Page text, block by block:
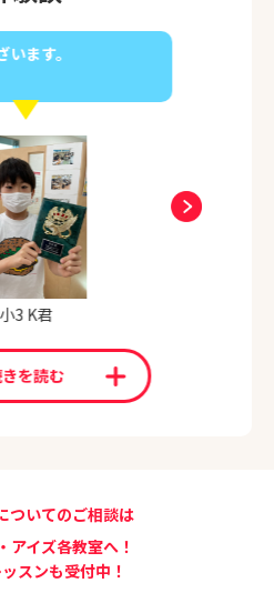
ます。
小3 K君
を読む
ついてのご相談は
アイズ各教室へ！
スンも受付中！